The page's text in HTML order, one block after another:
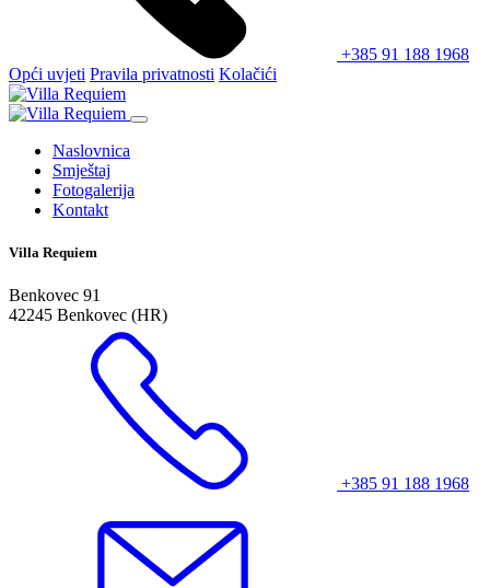
+385 91 188 1968
Opći uvjeti Pravila privatnosti Kolačići
Naslovnica
Smještaj
Fotogalerija
Kontakt
Villa Requiem
Benkovec 91
42245 Benkovec (HR)
+385 91 188 1968